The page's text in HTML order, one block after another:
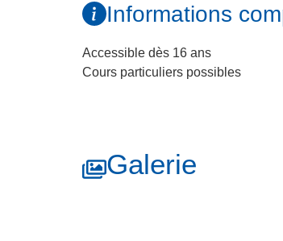
Informations
Accessible dès 16 ans
Cours particuliers possibles
Galerie